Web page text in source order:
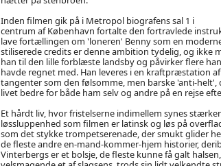
Inden filmen gik på i Metropol biografens sal 1 i
centrum af København fortalte den fortravlede
lave fortællingen om 'loneren' Benny som en
stiliserede credits er denne ambition tydelig, og ikke
han til den lille forblæste landsby og påvirker flere
havde regnet med. Han leveres i en kraftpræstation
tangenter som den følsomme, men barske 'anti-
livet bedre for både ham selv og andre på en rejse
Et hårdt liv, hvor fristelserne indimellem synes
løssluppenhed som filmen er latinsk og løs på
som det stykke trompetserenade, der smukt glider
de fleste andre en-mand-kommer-hjem historier,
Vinterbergs er et bolsje, de fleste kunne få galt